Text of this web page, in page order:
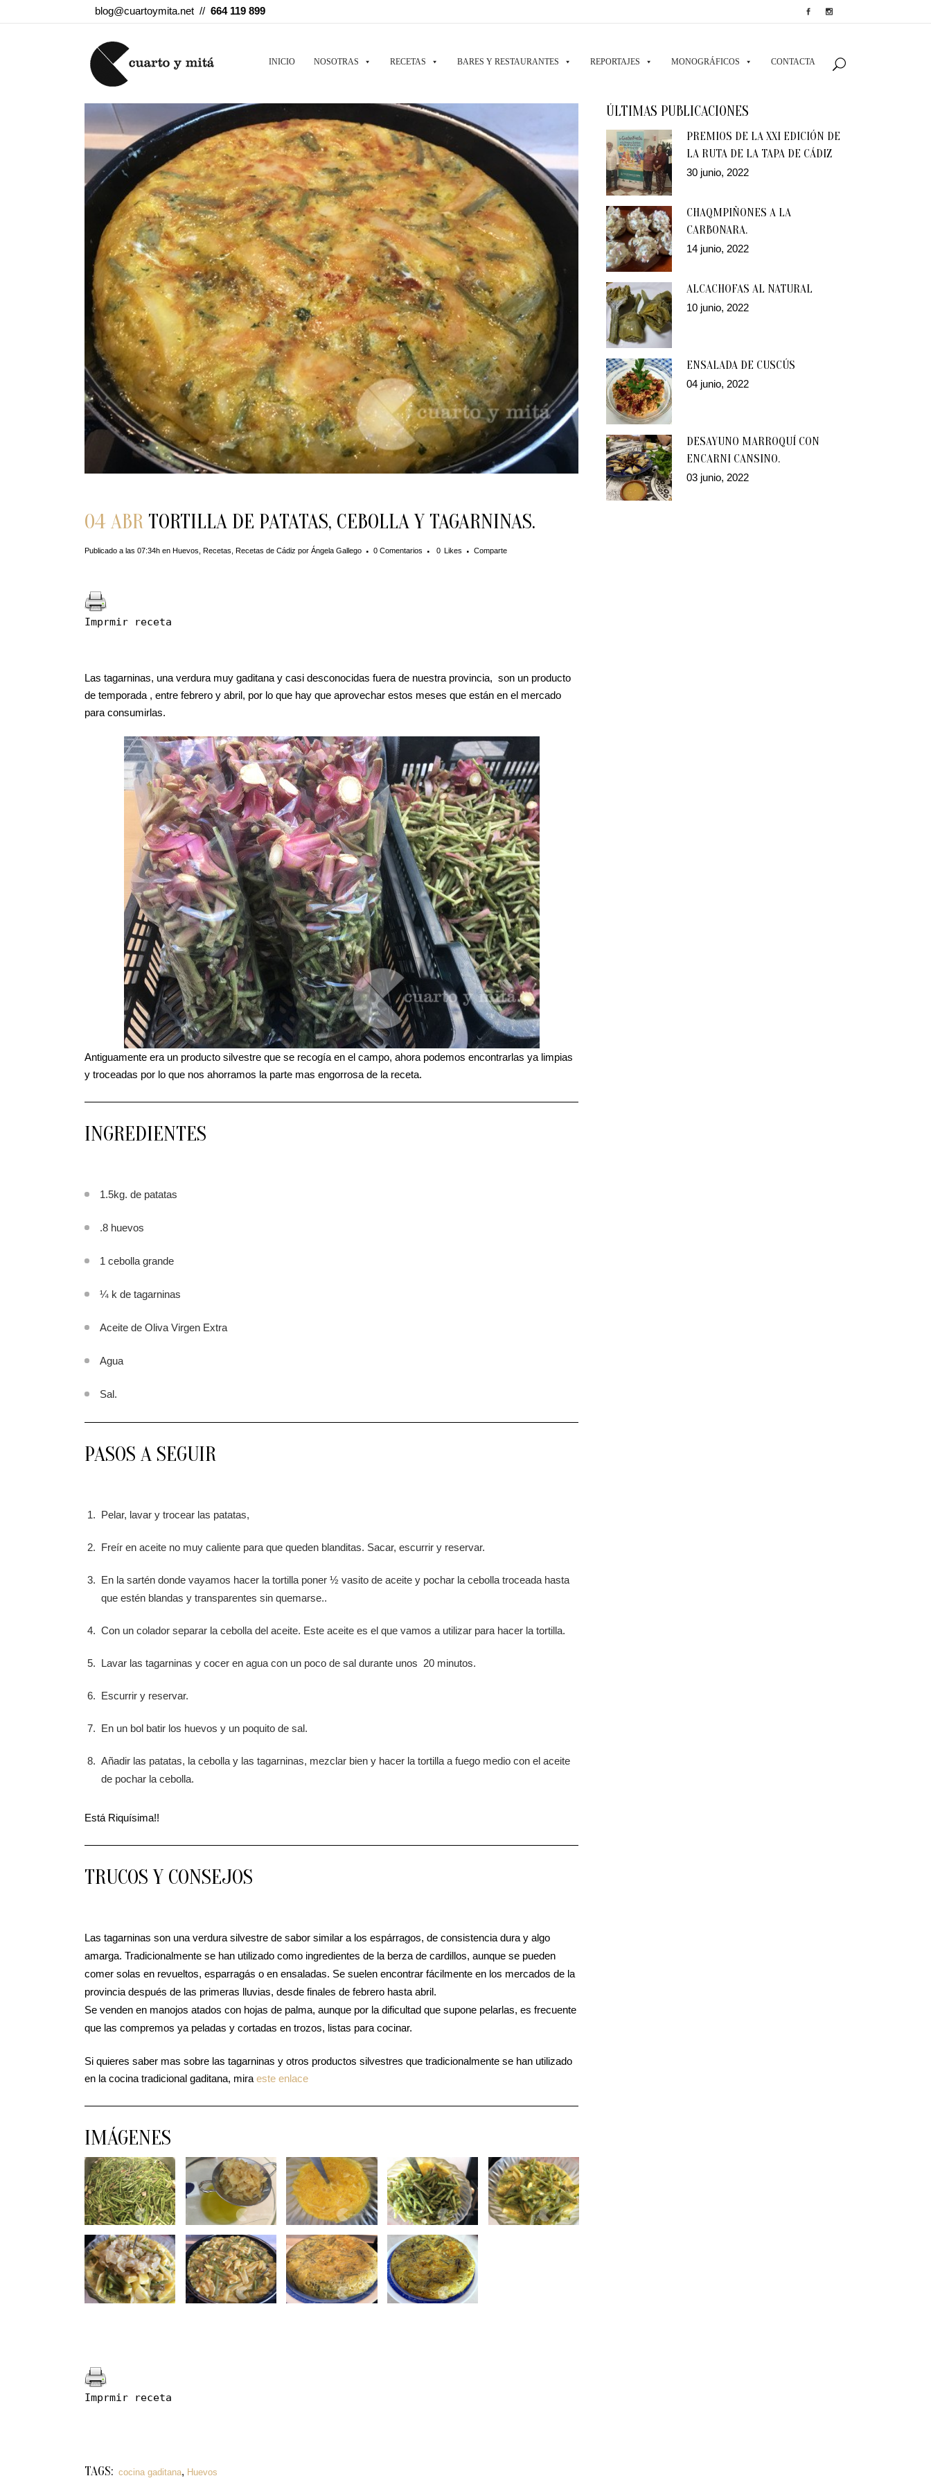
blog@cuartoymita.net // 664 119 899
INICIO NOSOTRAS RECETAS BARES Y RESTAURANTES REPORTAJES MONOGRÁFICOS CONTACTA
04 ABR TORTILLA DE PATATAS, CEBOLLA Y TAGARNINAS.
Publicado a las 07:34h en Huevos Recetas Recetas de Cádiz por Ángela Gallego 0 Comentarios 0 Likes Comparte
Imprmir receta
Las tagarninas, una verdura muy gaditana y casi desconocidas fuera de nuestra provincia, son un producto
de temporada , entre febrero y abril, por lo que hay que aprovechar estos meses que están en el mercado
para consumirlas.
Antiguamente era un producto silvestre que se recogía en el campo, ahora podemos encontrarlas ya limpias
y troceadas por lo que nos ahorramos la parte mas engorrosa de la receta.
INGREDIENTES
1.5kg. de patatas
.8 huevos
1 cebolla grande
¼ k de tagarninas
Aceite de Oliva Virgen Extra
Agua
Sal.
PASOS A SEGUIR
Pelar, lavar y trocear las patatas,
Freír en aceite no muy caliente para que queden blanditas. Sacar, escurrir y reservar.
En la sartén donde vayamos hacer la tortilla poner ½ vasito de aceite y pochar la cebolla troceada hasta
que estén blandas y transparentes sin quemarse..
Con un colador separar la cebolla del aceite. Este aceite es el que vamos a utilizar para hacer la tortilla.
Lavar las tagarninas y cocer en agua con un poco de sal durante unos 20 minutos.
Escurrir y reservar.
En un bol batir los huevos y un poquito de sal.
Añadir las patatas, la cebolla y las tagarninas, mezclar bien y hacer la tortilla a fuego medio con el aceite
de pochar la cebolla.
Está Riquísima!!
TRUCOS Y CONSEJOS
Las tagarninas son una verdura silvestre de sabor similar a los espárragos, de consistencia dura y algo
amarga. Tradicionalmente se han utilizado como ingredientes de la berza de cardillos, aunque se pueden
comer solas en revueltos, esparragás o en ensaladas. Se suelen encontrar fácilmente en los mercados de la
provincia después de las primeras lluvias, desde finales de febrero hasta abril.
Se venden en manojos atados con hojas de palma, aunque por la dificultad que supone pelarlas, es frecuente
que las compremos ya peladas y cortadas en trozos, listas para cocinar.
Si quieres saber mas sobre las tagarninas y otros productos silvestres que tradicionalmente se han utilizado
en la cocina tradicional gaditana, mira este enlace
IMÁGENES
Imprmir receta
TAGS: cocina gaditana, Huevos
ÚLTIMAS PUBLICACIONES
PREMIOS DE LA XXI EDICIÓN DE
LA RUTA DE LA TAPA DE CÁDIZ
30 junio, 2022
CHAQMPIÑONES A LA
CARBONARA.
14 junio, 2022
ALCACHOFAS AL NATURAL
10 junio, 2022
ENSALADA DE CUSCÚS
04 junio, 2022
DESAYUNO MARROQUÍ CON
ENCARNI CANSINO.
03 junio, 2022